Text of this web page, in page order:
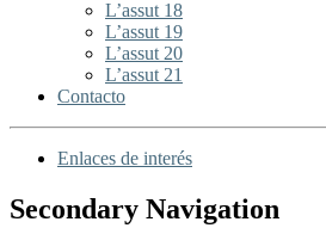
L’assut 18
L’assut 19
L’assut 20
L’assut 21
Contacto
Enlaces de interés
Secondary Navigation